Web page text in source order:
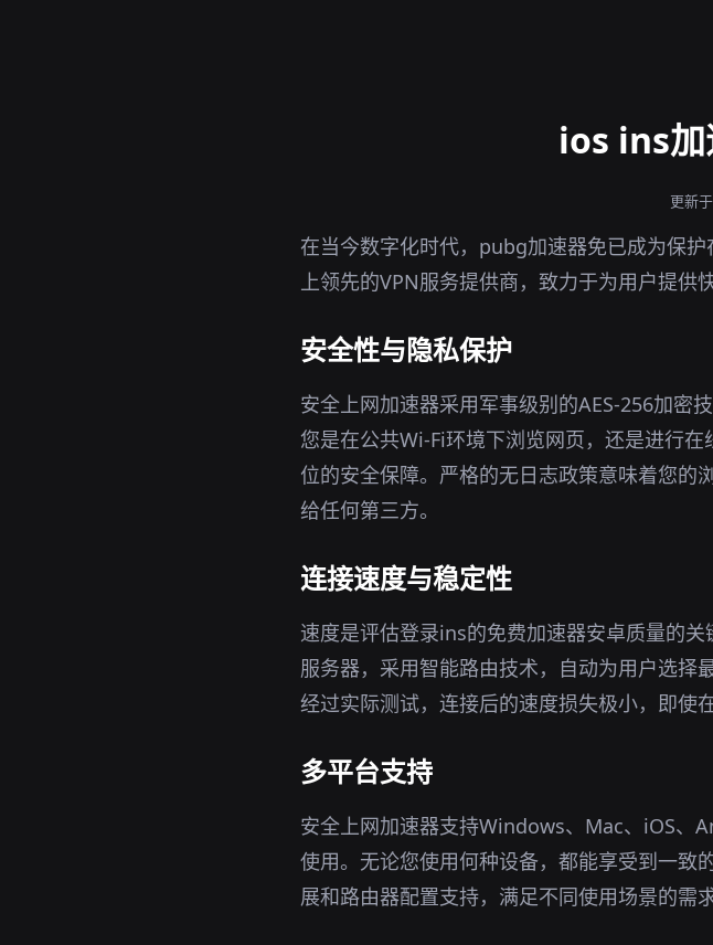
ios ins加
更新
在当今数字化时代，pubg加速器免已成为保
上领先的VPN服务提供商，致力于为用户提供
安全性与隐私保护
安全上网加速器采用军事级别的AES-256加密
您是在公共Wi-Fi环境下浏览网页，还是进行
位的安全保障。严格的无日志政策意味着您的
给任何第三方。
连接速度与稳定性
速度是评估登录ins的免费加速器安卓质量的
服务器，采用智能路由技术，自动为用户选择
经过实际测试，连接后的速度损失极小，即使
多平台支持
安全上网加速器支持Windows、Mac、iOS、
使用。无论您使用何种设备，都能享受到一
展和路由器配置支持，满足不同使用场景的需求